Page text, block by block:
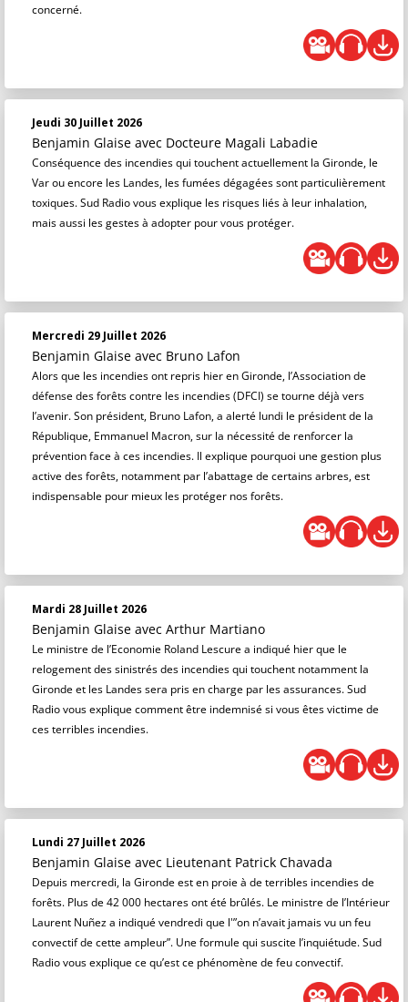
concerné.
Jeudi 30 Juillet 2026
Benjamin Glaise avec Docteure Magali Labadie
Conséquence des incendies qui touchent actuellement la Gironde, le
Var ou encore les Landes, les fumées dégagées sont particulièrement
toxiques. Sud Radio vous explique les risques liés à leur inhalation,
mais aussi les gestes à adopter pour vous protéger.
Mercredi 29 Juillet 2026
Benjamin Glaise avec Bruno Lafon
Alors que les incendies ont repris hier en Gironde, l’Association de
défense des forêts contre les incendies (DFCI) se tourne déjà vers
l’avenir. Son président, Bruno Lafon, a alerté lundi le président de la
République, Emmanuel Macron, sur la nécessité de renforcer la
prévention face à ces incendies. Il explique pourquoi une gestion plus
active des forêts, notamment par l’abattage de certains arbres, est
indispensable pour mieux les protéger nos forêts.
Mardi 28 Juillet 2026
Benjamin Glaise avec Arthur Martiano
Le ministre de l’Economie Roland Lescure a indiqué hier que le
relogement des sinistrés des incendies qui touchent notamment la
Gironde et les Landes sera pris en charge par les assurances. Sud
Radio vous explique comment être indemnisé si vous êtes victime de
ces terribles incendies.
Lundi 27 Juillet 2026
Benjamin Glaise avec Lieutenant Patrick Chavada
Depuis mercredi, la Gironde est en proie à de terribles incendies de
forêts. Plus de 42 000 hectares ont été brûlés. Le ministre de l’Intérieur
Laurent Nuñez a indiqué vendredi que l'”on n’avait jamais vu un feu
convectif de cette ampleur”. Une formule qui suscite l’inquiétude. Sud
Radio vous explique ce qu’est ce phénomène de feu convectif.